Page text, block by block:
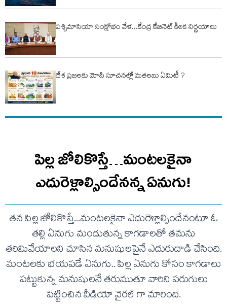
పశ్చిమాసియా సంక్షోభం వేళ...కేంద్ర కేబినెట్ కీలక నిర్ణయాలు
దేశ ప్రజలకు మోదీ సూచనల్లో మతలబు ఏమిటీ ?
పిల్ల జోలికొస్తే…మంటలకైనా
ఎదురెళ్లాల్సిందేనన్న ఏనుగు!
తన పిల్ల జోలికొస్తే...మంటలకైనా ఎదురెళ్లాల్సిందేనంటూ ఓ
తల్లి ఏనుగు మండుతున్న కాగడాలతో తమను
తరిమివేయాలని చూసిన మనుషులపైనే ఎదురుదాడి చేసింది.
మంటలకు భయపడే ఏనుగు.. పిల్ల ఏనుగు కోసం కాగడాలు
పట్టుకున్న మనుషులనే తరుముతూ వారిని పరుగులు
పెట్టించిన వీడియో వైరల్ గా మారింది.